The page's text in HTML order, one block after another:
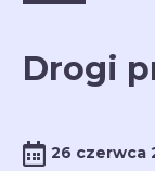
Drogi
26 czerwca